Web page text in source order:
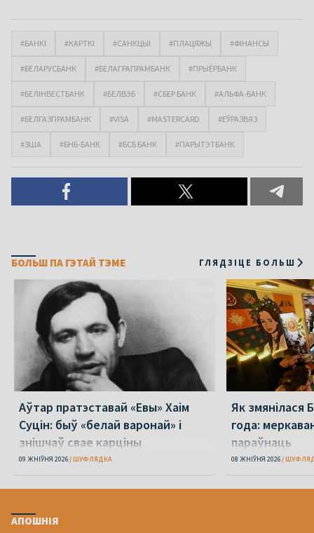
#БАНКІ #КАРТКІ #САНКЦЫІ #ПЛАЦЯЖЫ #ФІНАНСЫ
#БЕЛАРУСБАНК #БЕЛАГРАПРАМБАНК #ПРЫЁРБАНК
#БЕЛІНВЕСТБАНК #БЕЛВЭБ #СБЕР БАНК #АЛЬФА-БАНК
#БЕЛГАЗПРАМБАНК #VISA #MASTERCARD #ЕЎРАЗВЯЗ
#ЗША #БНБ-БАНК #БСБ БАНК #ПАРЫТЭТБАНК
БОЛЬШ ПА ГЭТАЙ ТЭМЕ ГЛЯДЗІЦЕ БОЛЬШ
Аўтар пратэставай «Евы» Хаім
Суцін: быў «белай варонай» і
знішчаў свае карціны
09 ЖНІЎНЯ 2026 ШУФЛЯДКА
Як змянілася
года:
параўнаць
08 ЖНІЎНЯ 2026
АПОШНІЯ